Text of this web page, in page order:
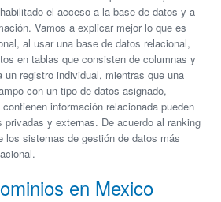
el acceso a la base de datos y a
Vamos a explicar mejor lo que es
al usar una base de datos relacional,
en tablas que consisten de columnas y
un registro individual, mientras que una
con un tipo de datos asignado,
información relacionada pueden
y externas. De acuerdo al ranking
los sistemas de gestión de datos más
en Mexico